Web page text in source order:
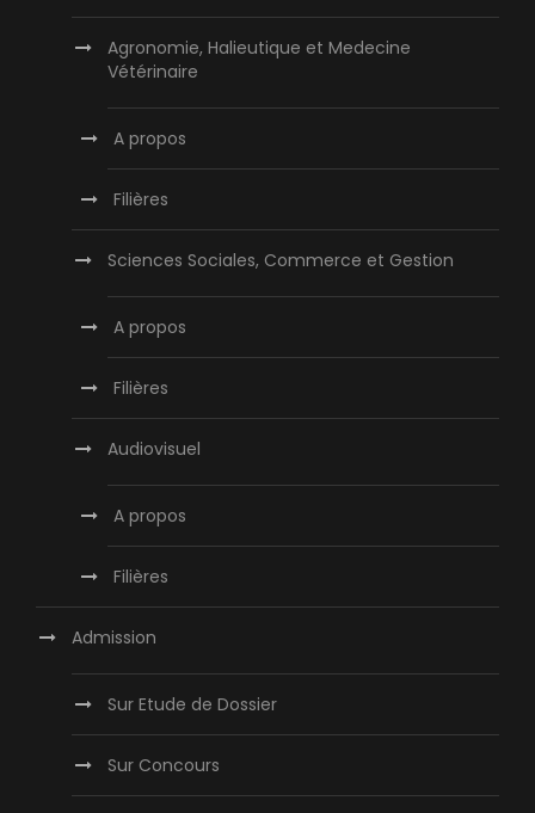
Agronomie, Halieutique et Medecine
Vétérinaire
A propos
Filières
Sciences Sociales, Commerce et Gestion
A propos
Filières
Audiovisuel
A propos
Filières
Admission
Sur Etude de Dossier
Sur Concours